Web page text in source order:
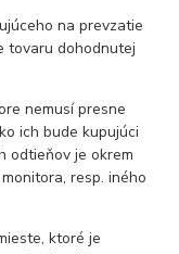
na prevzatie
tovaru dohodnutej
nemusí presne
ich bude kupujúci
odtieňov je okrem
resp. iného
ktoré je